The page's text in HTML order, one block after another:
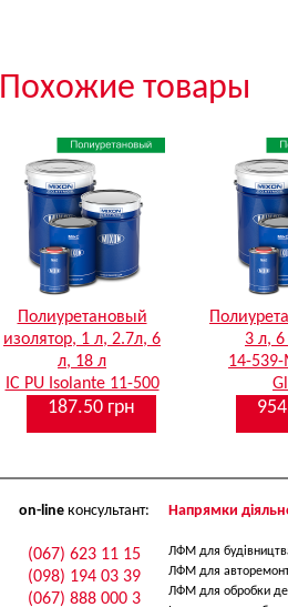
Похожие товары
Полиуретановый
изолятор, 1 л, 2.7л, 6
л, 18 л
IC PU Isolante 11-500
187.50 грн
3 л,
14-
on-lineконсультант:
(067) 623 11 15
(098) 194 03 39
(067) 888 000 3
Напрямки
ЛФМ для
ЛФМ для
ЛФМ для обробки